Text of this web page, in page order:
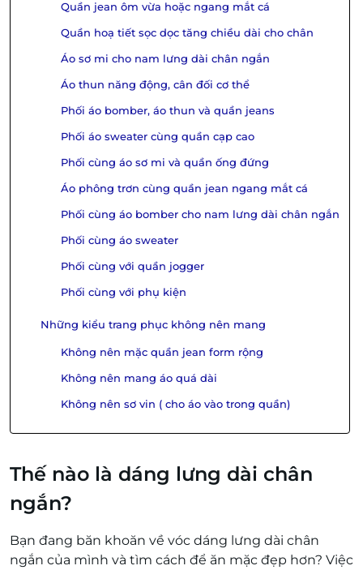
Quần jean ôm vừa hoặc ngang mắt cá
Quần hoạ tiết sọc dọc tăng chiều dài cho chân
Áo sơ mi cho nam lưng dài chân ngắn
Áo thun năng động, cân đối cơ thể
Phối áo bomber, áo thun và quần jeans
Phối áo sweater cùng quần cạp cao
Phối cùng áo sơ mi và quần ống đứng
Áo phông trơn cùng quần jean ngang mắt cá
Phối cùng áo bomber cho nam lưng dài chân ngắn
Phối cùng áo sweater
Phối cùng với quần jogger
Phối cùng với phụ kiện
Những kiểu trang phục không nên mang
Không nên mặc quần jean form rộng
Không nên mang áo quá dài
Không nên sơ vin ( cho áo vào trong quần)
Thế nào là dáng lưng dài chân
ngắn?
Bạn đang băn khoăn về vóc dáng lưng dài chân
ngắn của mình và tìm cách để ăn mặc đẹp hơn? Việc